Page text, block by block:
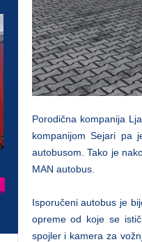
Porodična kompanija
kompanijom Sejari pa
autobusom. Tako je
MAN autobus.
Isporučeni autobus je
opreme od koje se
spojler i kamera za